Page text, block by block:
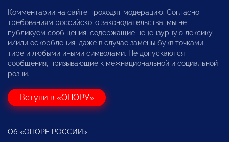
Комментарии на сайте проходят модерацию. Согласно
требованиям российского законодательства, мы не
публикуем сообщения, содержащие нецензурную лексику
и/или оскорбления, даже в случае замены букв точками,
тире и любыми иными символами. Не допускаются
сообщения, призывающие к межнациональной и социальной
розни.
Вступи в «ОПОРУ»
Об «ОПОРЕ РОССИИ»